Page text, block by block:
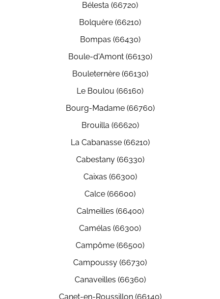
Bélesta (66720)
Bolquère (66210)
Bompas (66430)
Boule-d'Amont (66130)
Bouleternère (66130)
Le Boulou (66160)
Bourg-Madame (66760)
Brouilla (66620)
La Cabanasse (66210)
Cabestany (66330)
Caixas (66300)
Calce (66600)
Calmeilles (66400)
Camélas (66300)
Campôme (66500)
Campoussy (66730)
Canaveilles (66360)
Canet-en-Roussillon (66140)